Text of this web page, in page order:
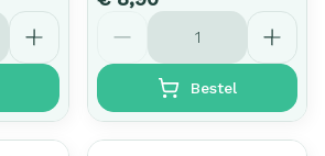
Aantal
Bestel